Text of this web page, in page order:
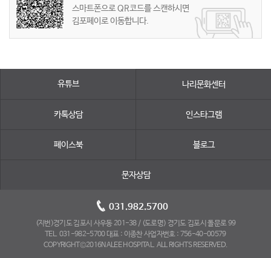
스마트폰으로 QR코드를 스캔하시면
김포페이로 이동합니다.
유튜브 나리문화센터
카톡상담 인스타그램
페이스북 블로그
문자상담
031.982.5700
(지번)경기도 김포시 사우동 201-38 / (도로명) 경기도 김포시 돌문로 99
TEL. 031-982-5700 대표 : 이종찬 사업자번호 : 756-40-00579
COPYRIGHT©2016NALEE HOSPITAL. ALL RIGHTS RESERVED.